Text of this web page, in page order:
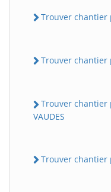
Trouver chantier
Trouver chantier
Trouver chantier
VAUDES
Trouver chantier